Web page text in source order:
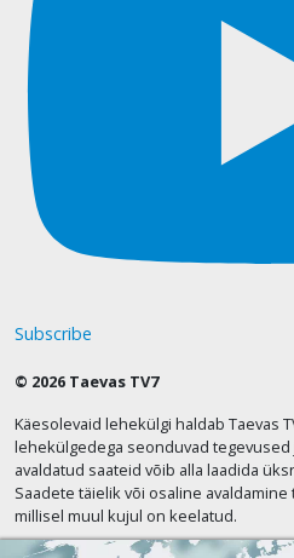
Subscribe
© 2026 Taevas TV7
Käesolevaid lehekülgi haldab Taevas
lehekülgedega seonduvad tegevused
avaldatud saateid võib alla laadida
Saadete täielik või osaline
millisel muul kujul on keelatud.